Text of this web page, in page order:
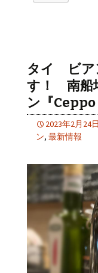
タイ ビア
す！ 南船
ン『Ceppo
2023年2月24日
ン, 最新情報